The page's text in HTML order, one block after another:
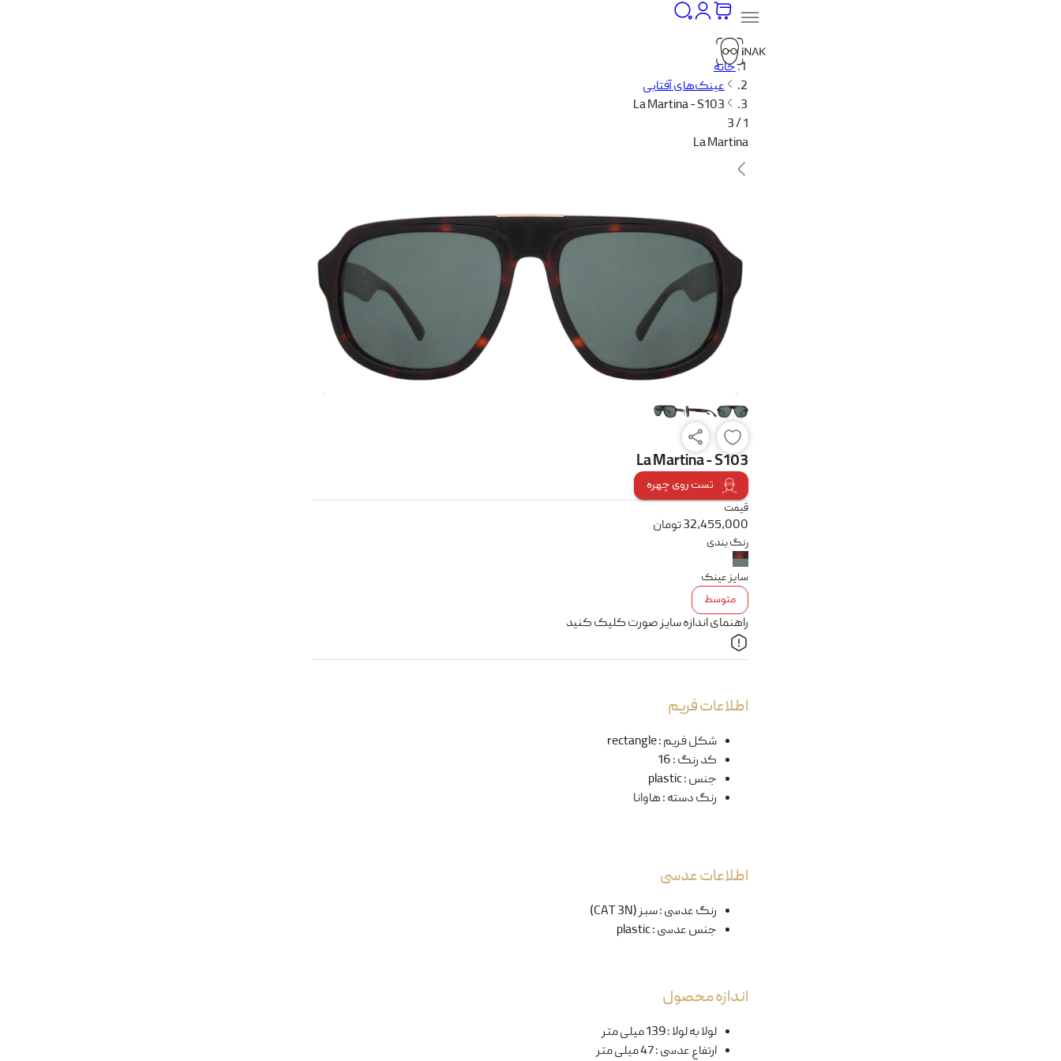
خانه
عینک‌های آفتابی
La Martina - S103
1 / 3
La Martina
La Martina - S103
تست روی چهره
قیمت
32,455,000تومان
رنگ بندی
سایز عینک
متوسط
راهنمای اندازه سایز صورت کلیک کنید
اطلاعات فریم
شکل فریم:
rectangle
کد رنگ:
16
جنس:
plastic
رنگ دسته:هاوانا
اطلاعات عدسی
رنگ عدسی:سبز (CAT 3N)
جنس عدسی:
plastic
اندازه محصول
لولا به لولا:139 میلی متر
ارتفاع عدسی:47 میلی متر